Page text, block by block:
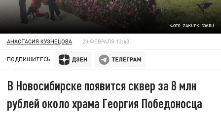
ФОТО: ZAKUPKI.GOV.RU
АНАСТАСИЯ КУЗНЕЦОВА 23 ФЕВРАЛЯ 13:43
ПОДПИШИТЕСЬ:
В Новосибирске появится сквер за 8 млн
рублей около храма Георгия Победоносца